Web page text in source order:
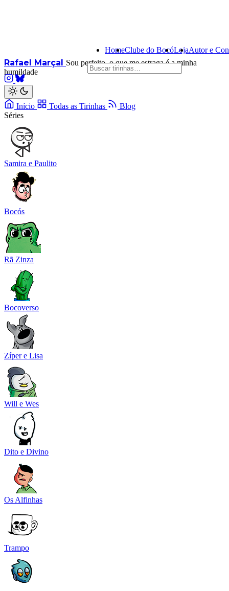
Rafael Marçal Sou perfeito, o que me estraga é a minha
humildade
HomeClube do BocóLojaAutor e
Início Todas as Tirinhas
Blog
Séries
Samira e Paulito
Bocós
Rã Zinza
Bocoverso
Zíper e Lisa
Will e Wes
Dito e Divino
Os Alfinhas
Trampo